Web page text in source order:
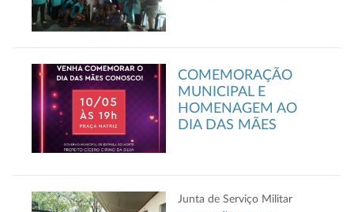
COMEMORAÇÃO
MUNICIPAL E
HOMENAGEM AO
DIA DAS MÃES
Junta de Serviço Militar